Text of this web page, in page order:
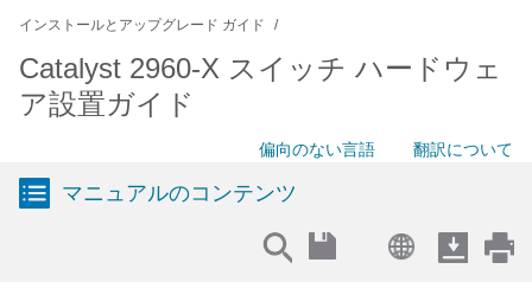
インストールとアップグレード ガイド
Catalyst 2960-X スイッチ ハードウェ
ア設置ガイド
偏向のない言語 翻訳について
マニュアルのコンテンツ